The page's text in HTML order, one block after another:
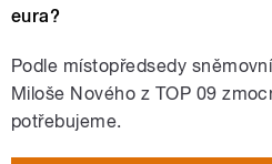
eura?
Podle místopředsedy
Miloše Nového z TOP 09
potřebujeme.